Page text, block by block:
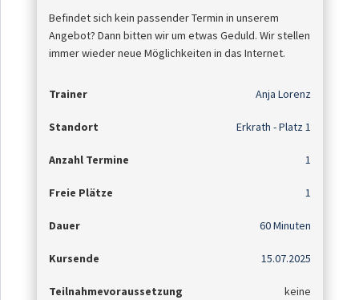
Befindet sich kein passender Termin in unserem
Angebot? Dann bitten wir um etwas Geduld. Wir stellen
immer wieder neue Möglichkeiten in das Internet.
Trainer Anja Lorenz
Standort Erkrath - Platz 1
Anzahl Termine 1
Freie Plätze 1
Dauer 60 Minuten
Kursende 15.07.2025
Teilnahmevoraussetzung keine